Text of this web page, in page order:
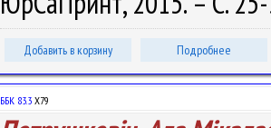
Добавить в корзину Подробнее
ББК 83.3 Х79